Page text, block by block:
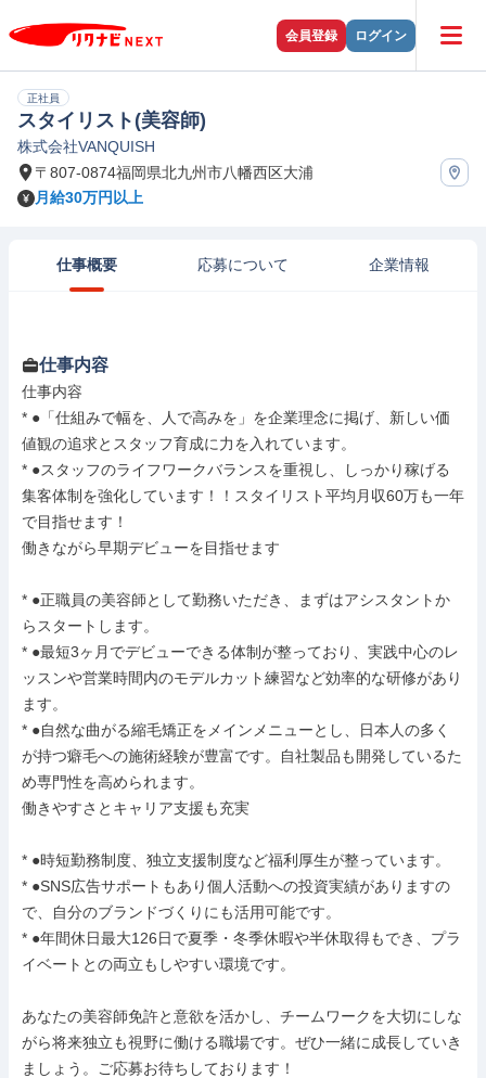
会員登録 ログイン
正社員
スタイリスト(美容師)
株式会社VANQUISH
〒807-0874福岡県北九州市八幡西区大浦
月給30万円以上
仕事概要 応募について 企業情報
仕事内容
仕事内容
* ●「仕組みで幅を、人で高みを」を企業理念に掲げ、新しい価
値観の追求とスタッフ育成に力を入れています。
* ●スタッフのライフワークバランスを重視し、しっかり稼げる
集客体制を強化しています！！スタイリスト平均月収60万も一年
で目指せます！
働きながら早期デビューを目指せます
* ●正職員の美容師として勤務いただき、まずはアシスタントか
らスタートします。
* ●最短3ヶ月でデビューできる体制が整っており、実践中心のレ
ッスンや営業時間内のモデルカット練習など効率的な研修があり
ます。
* ●自然な曲がる縮毛矯正をメインメニューとし、日本人の多く
が持つ癖毛への施術経験が豊富です。自社製品も開発しているた
め専門性を高められます。
働きやすさとキャリア支援も充実
* ●時短勤務制度、独立支援制度など福利厚生が整っています。
* ●SNS広告サポートもあり個人活動への投資実績がありますの
で、自分のブランドづくりにも活用可能です。
* ●年間休日最大126日で夏季・冬季休暇や半休取得もでき、プラ
イベートとの両立もしやすい環境です。
あなたの美容師免許と意欲を活かし、チームワークを大切にしな
がら将来独立も視野に働ける職場です。ぜひ一緒に成長していき
ましょう。ご応募お待ちしております！